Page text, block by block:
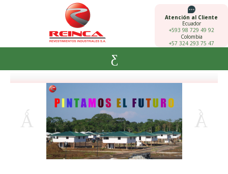
Atención al Cliente
Ecuador
+593 98 729 49 92
Colombia
+57 324 293 75 47